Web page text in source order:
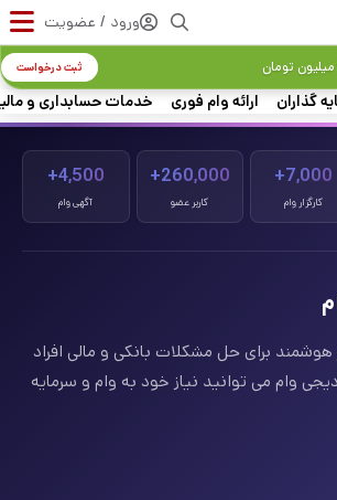
ورود / عضویت
گذاران ارائه وام فوری خدمات حسابداری و
ثبت درخواست
7,000+
کارگزار وام
260,000+
کاربر عضو
4,500+
آگهی وام
برای حل مشکلات بانکی و مالی افراد
وام می توانید نیاز خود به وام و سرمایه